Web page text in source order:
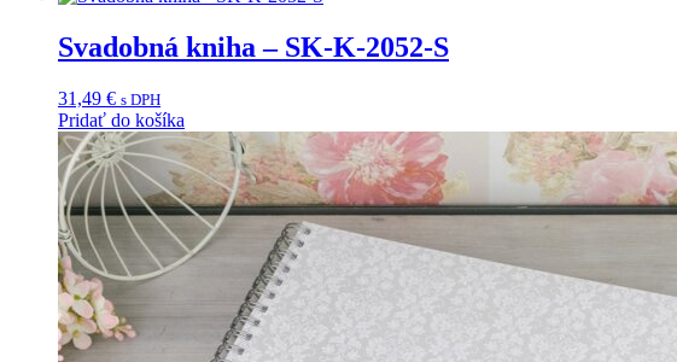
Svadobná kniha – SK-K-2052-S
31,49 € s DPH
Pridať do košíka